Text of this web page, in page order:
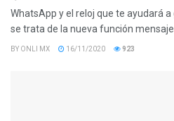
WhatsApp y el reloj que te ayudará
se trata de la nueva función
BY ONLI MX 16/11/2020 923